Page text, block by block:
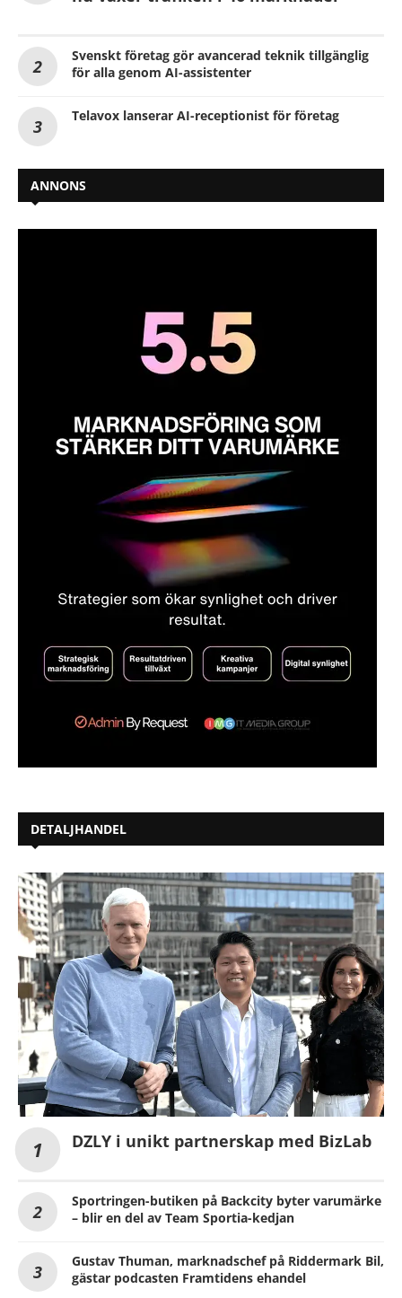
Svenskt företag gör avancerad teknik tillgänglig
för alla genom AI-assistenter
Telavox lanserar AI-receptionist för företag
ANNONS
DETALJHANDEL
DZLY i unikt partnerskap med BizLab
Sportringen-butiken på Backcity byter varumärke
– blir en del av Team Sportia-kedjan
Gustav Thuman, marknadschef på Riddermark Bil,
gästar podcasten Framtidens ehandel